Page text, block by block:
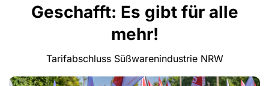
Geschafft: Es gibt für alle
mehr!
Tarifabschluss Süßwarenindustrie NRW